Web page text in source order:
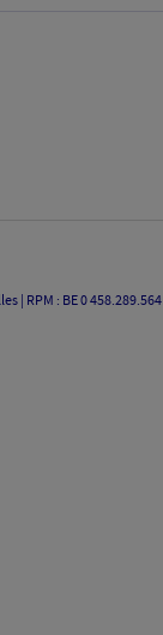
| RPM : BE 0 458.289.564